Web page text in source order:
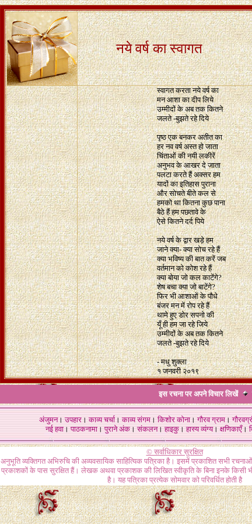
नये वर्ष का स्वागत
स्वागत करता नये वर्ष का
मन आशा का दीप लिये
उम्मीदों के अब तक कितने
जलते -बुझते रहे दिये
पृष्ठ एक बनकर अतीत का
हर नव वर्ष अस्त हो जाता
चिंताओं की नयी लकीरें
अनुभव के आखर दे जाता
पलटा करते हैं अक्सर हम
यादों का इतिहास पुराना
और सोचते बीते कल से
हमको था कितना कुछ पाना
बैठे हैं हम पछतावे के
ऐसे कितने दर्द पिये
नये वर्ष के द्वार खड़े हम
जाने क्या- क्या सोच रहे हैं
क्या भविष्य की बात करें जब
वर्तमान को कोश रहे हैं
क्या बोया जो कल काटेंगे?
शेष बचा क्या जो बाटेंगे?
फिर भी आशाओं के पौधे
बंजर मन में रोप रहे हैं
थामे हुए डोर सपनो की
यूँ ही हम जा रहे जिये
उम्मीदों के अब तक कितने
जलते -बुझते रहे दिये
- मधु शुक्ला
१ जनवरी २०१९
इस रचना पर अपने विचार लिखें
अंजुमन।उपहार।काव्य चर्चा।काव्य संगम।किशोर कोना।गौरव ग्राम।
नई हवा। पाठकनामा। पुराने अंक। संकलन। हाइकु। हास्य व्यंग्य। क्षणिकाएँ।
© सर्वाधिकार सुरक्षित
अनुभूति व्यक्तिगत अभिरुचि की अव्यवसायिक साहित्यिक पत्रिका है। इसमें प्रकाशित सभी
प्रकाशकों के पास सुरक्षित हैं। लेखक अथवा प्रकाशक की लिखित स्वीकृति के बिना इनके किसी
है। यह पत्रिका प्रत्येक सोमवार को परिवर्धित होती है